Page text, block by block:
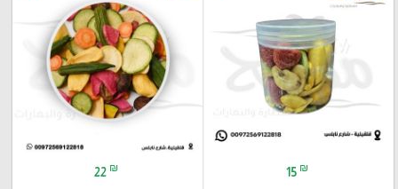
15 ₪
22 ₪